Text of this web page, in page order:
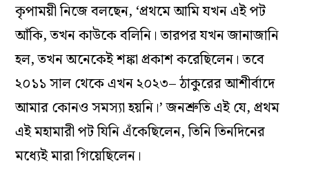
কৃপাময়ী নিজে বলছেন, ‘প্রথমে আমি যখন এই পট
আঁকি, তখন কাউকে বলিনি। তারপর যখন জানাজানি
হল, তখন অনেকেই শঙ্কা প্রকাশ করেছিলেন। তবে
২০১১ সাল থেকে এখন ২০২৩– ঠাকুরের আশীর্বাদে
আমার কোনও সমস্যা হয়নি।’ জনশ্রুতি এই যে, প্রথম
এই মহামারী পট যিনি এঁকেছিলেন, তিনি তিনদিনের
মধ্যেই মারা গিয়েছিলেন।